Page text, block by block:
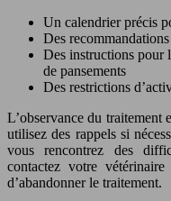
Un calendrier précis
Des
Des instructions pour
de pansements
Des restrictions
L’observance du traitement
utilisez des rappels si
vous rencontrez des
contactez votre
d’abandonner le traitement.